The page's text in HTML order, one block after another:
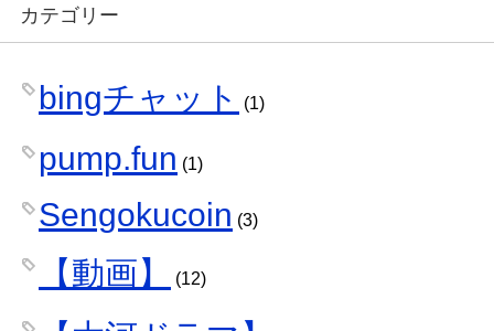
カテゴリー
bingチャット (1)
pump.fun (1)
Sengokucoin (3)
【動画】 (12)